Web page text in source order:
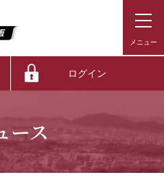
ログイン
ース